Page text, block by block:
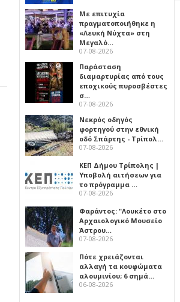
Με επιτυχία
πραγματοποιήθηκε η
«Λευκή Νύχτα» στη
Μεγαλό…
07-08-2026
Παράσταση
διαμαρτυρίας από τους
εποχικούς πυροσβέστες
σ…
07-08-2026
Νεκρός οδηγός
φορτηγού στην εθνική
οδό Σπάρτης - Τρίπολ…
07-08-2026
ΚΕΠ Δήμου Τρίπολης |
Υποβολή αιτήσεων για
το πρόγραμμα …
07-08-2026
Φαράντος: "Λουκέτο στο
Αρχαιολογικό Μουσείο
Άστρου…
07-08-2026
Πότε χρειάζονται
αλλαγή τα κουφώματα
αλουμινίου; 6 σημά…
06-08-2026